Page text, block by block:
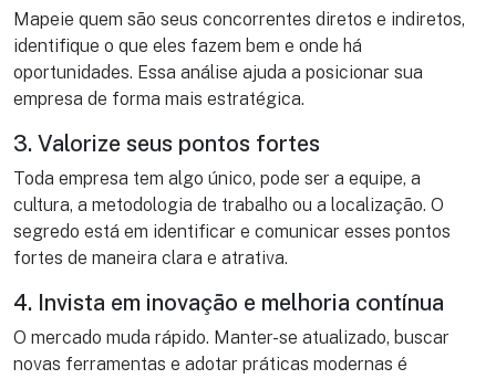
Mapeie quem são seus concorrentes diretos e indiretos,
identifique o que eles fazem bem e onde há
oportunidades. Essa análise ajuda a posicionar sua
empresa de forma mais estratégica.
3. Valorize seus pontos fortes
Toda empresa tem algo único, pode ser a equipe, a
cultura, a metodologia de trabalho ou a localização. O
segredo está em identificar e comunicar esses pontos
fortes de maneira clara e atrativa.
4. Invista em inovação e melhoria contínua
O mercado muda rápido. Manter-se atualizado, buscar
novas ferramentas e adotar práticas modernas é